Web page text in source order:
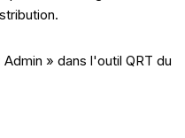
» dans l'outil QRT du